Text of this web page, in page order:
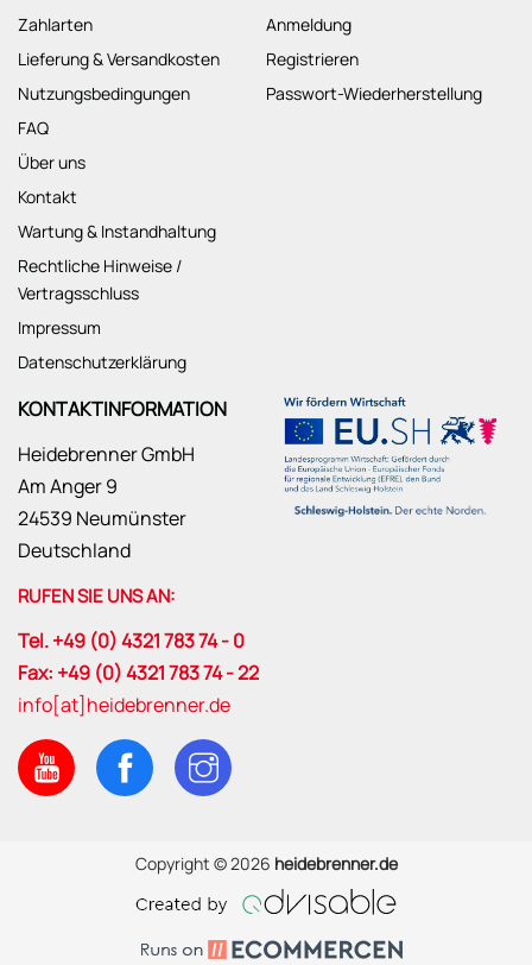
Zahlarten
Lieferung & Versandkosten
Nutzungsbedingungen
FAQ
Über uns
Kontakt
Wartung & Instandhaltung
Rechtliche Hinweise /
Vertragsschluss
Impressum
Datenschutzerklärung
Anmeldung
Registrieren
Passwort-Wiederherstellung
KONTAKTINFORMATION
Heidebrenner GmbH
Am Anger 9
24539 Neumünster
Deutschland
RUFEN SIE UNS AN:
Tel. +49 (0) 4321 783 74 - 0
Fax: +49 (0) 4321 783 74 - 22
info[at]heidebrenner.de
Copyright © 2026 heidebrenner.de